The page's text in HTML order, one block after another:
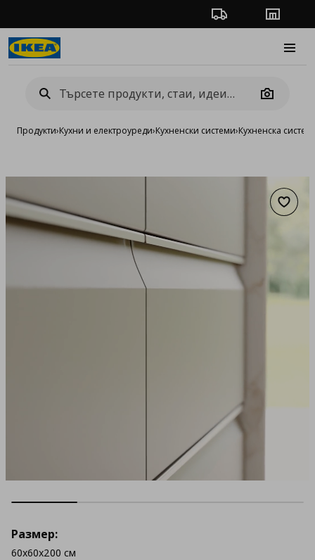
Проследяване на
Camera
Продукти›Кухни и електроуреди›Кухненски системи›Кухненска
Размер:
60x60x200 см